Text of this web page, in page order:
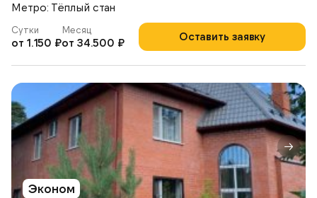
Метро: Тёплый стан
Оставить заявку
Сутки
от 1.150 ₽
Месяц
от 34.500 ₽
Эконом